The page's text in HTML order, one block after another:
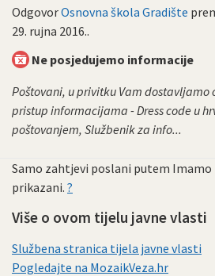
OdgovorOsnovna škola Gradište
29. rujna 2016..
Ne posjedujemo informacije
Poštovani, u privitku Vam dostavljamo
pristup informacijama - Dress code u
poštovanjem, Službenik za info...
Samo zahtjevi poslani putem Imamo
prikazani. ?
Više o ovom tijelu javne vlasti
Službena stranica tijela javne vlasti
Pogledajte na MozaikVeza.hr